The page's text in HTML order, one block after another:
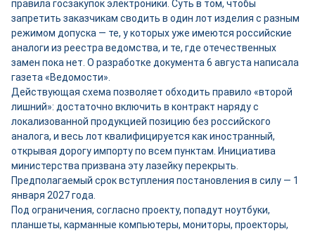
правила госзакупок электроники. Суть в том, чтобы
запретить заказчикам сводить в один лот изделия с разным
режимом допуска — те, у которых уже имеются российские
аналоги из реестра ведомства, и те, где отечественных
замен пока нет. О разработке документа 6 августа написала
газета «Ведомости».
Действующая схема позволяет обходить правило «второй
лишний»: достаточно включить в контракт наряду с
локализованной продукцией позицию без российского
аналога, и весь лот квалифицируется как иностранный,
открывая дорогу импорту по всем пунктам. Инициатива
министерства призвана эту лазейку перекрыть.
Предполагаемый срок вступления постановления в силу — 1
января 2027 года.
Под ограничения, согласно проекту, попадут ноутбуки,
планшеты, карманные компьютеры, мониторы, проекторы,